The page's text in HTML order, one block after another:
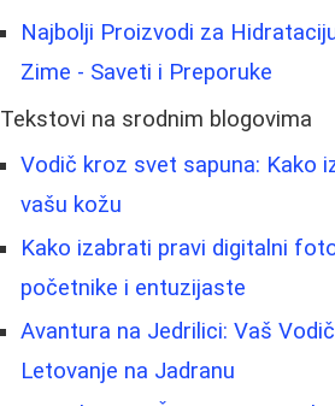
Najbolji Proizvodi za
Zime - Saveti i Preporuke
Tekstovi na srodnim blogovima
Vodič kroz svet sapuna: Kako
vašu kožu
Kako izabrati pravi digitalni
početnike i entuzijaste
Avantura na Jedrilici: Vaš
Letovanje na Jadranu